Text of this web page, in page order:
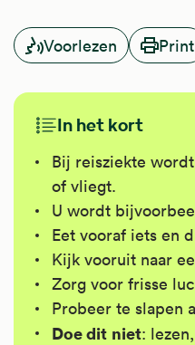
Voorlezen Print
In het kort
Bij reisziekte
of vliegt.
U wordt
Eet vooraf iets en
Kijk vooruit naar
Zorg voor frisse
Probeer te slapen
Doe dit niet: